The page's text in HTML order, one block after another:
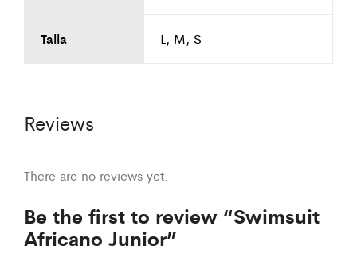
Talla L, M, S
Reviews
There are no reviews yet.
Be the first to review “Swimsuit
Africano Junior”